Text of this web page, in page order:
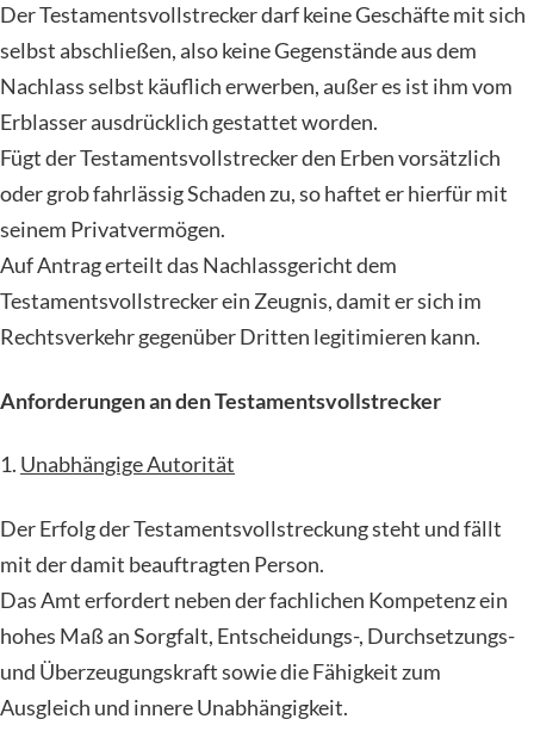
Der Testamentsvollstrecker darf keine Geschäfte mit sich
selbst abschließen, also keine Gegenstände aus dem
Nachlass selbst käuflich erwerben, außer es ist ihm vom
Erblasser ausdrücklich gestattet worden.
Fügt der Testamentsvollstrecker den Erben vorsätzlich
oder grob fahrlässig Schaden zu, so haftet er hierfür mit
seinem Privatvermögen.
Auf Antrag erteilt das Nachlassgericht dem
Testamentsvollstrecker ein Zeugnis, damit er sich im
Rechtsverkehr gegenüber Dritten legitimieren kann.
Anforderungen an den Testamentsvollstrecker
1. Unabhängige Autorität
Der Erfolg der Testamentsvollstreckung steht und fällt
mit der damit beauftragten Person.
Das Amt erfordert neben der fachlichen Kompetenz ein
hohes Maß an Sorgfalt, Entscheidungs-, Durchsetzungs-
und Überzeugungskraft sowie die Fähigkeit zum
Ausgleich und innere Unabhängigkeit.